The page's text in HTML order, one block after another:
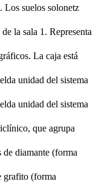
Los suelos solonetz
la sala 1. Representa
La caja está
unidad del sistema
unidad del sistema
que agrupa
de diamante (forma
grafito (forma